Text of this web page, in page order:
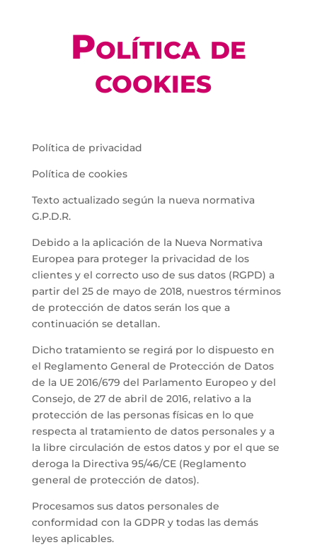
Política de
cookies
Política de privacidad
Política de cookies
Texto actualizado según la nueva normativa
G.P.D.R.
Debido a la aplicación de la Nueva Normativa
Europea para proteger la privacidad de los
clientes y el correcto uso de sus datos (RGPD) a
partir del 25 de mayo de 2018, nuestros términos
de protección de datos serán los que a
continuación se detallan.
Dicho tratamiento se regirá por lo dispuesto en
el Reglamento General de Protección de Datos
de la UE 2016/679 del Parlamento Europeo y del
Consejo, de 27 de abril de 2016, relativo a la
protección de las personas físicas en lo que
respecta al tratamiento de datos personales y a
la libre circulación de estos datos y por el que se
deroga la Directiva 95/46/CE (Reglamento
general de protección de datos).
Procesamos sus datos personales de
conformidad con la GDPR y todas las demás
leyes aplicables.